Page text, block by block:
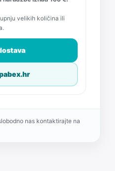
velikih količina ili
nas kontaktirajte na